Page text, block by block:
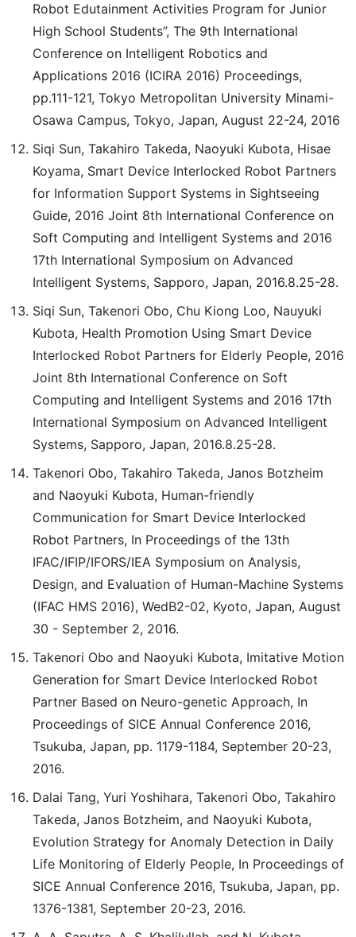
Robot Edutainment Activities Program for Junior
High School Students”, The 9th International
Conference on Intelligent Robotics and
Applications 2016 (ICIRA 2016) Proceedings,
pp.111-121, Tokyo Metropolitan University Minami-
Osawa Campus, Tokyo, Japan, August 22-24, 2016
Siqi Sun, Takahiro Takeda, Naoyuki Kubota, Hisae
Koyama, Smart Device Interlocked Robot Partners
for Information Support Systems in Sightseeing
Guide, 2016 Joint 8th International Conference on
Soft Computing and Intelligent Systems and 2016
17th International Symposium on Advanced
Intelligent Systems, Sapporo, Japan, 2016.8.25-28.
Siqi Sun, Takenori Obo, Chu Kiong Loo, Nauyuki
Kubota, Health Promotion Using Smart Device
Interlocked Robot Partners for Elderly People, 2016
Joint 8th International Conference on Soft
Computing and Intelligent Systems and 2016 17th
International Symposium on Advanced Intelligent
Systems, Sapporo, Japan, 2016.8.25-28.
Takenori Obo, Takahiro Takeda, Janos Botzheim
and Naoyuki Kubota, Human-friendly
Communication for Smart Device Interlocked
Robot Partners, In Proceedings of the 13th
IFAC/IFIP/IFORS/IEA Symposium on Analysis,
Design, and Evaluation of Human-Machine Systems
(IFAC HMS 2016), WedB2-02, Kyoto, Japan, August
30 - September 2, 2016.
Takenori Obo and Naoyuki Kubota, Imitative Motion
Generation for Smart Device Interlocked Robot
Partner Based on Neuro-genetic Approach, In
Proceedings of SICE Annual Conference 2016,
Tsukuba, Japan, pp. 1179-1184, September 20-23,
2016.
Dalai Tang, Yuri Yoshihara, Takenori Obo, Takahiro
Takeda, Janos Botzheim, and Naoyuki Kubota,
Evolution Strategy for Anomaly Detection in Daily
Life Monitoring of Elderly People, In Proceedings of
SICE Annual Conference 2016, Tsukuba, Japan, pp.
1376-1381, September 20-23, 2016.